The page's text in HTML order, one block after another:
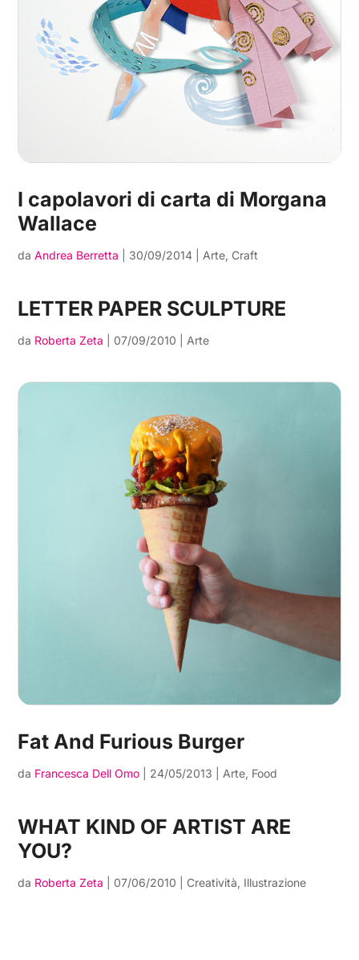
I capolavori di carta di Morgana
Wallace
daAndrea Berretta 30/09/2014 Arte, Craft
LETTER PAPER SCULPTURE
da Roberta Zeta 07/09/2010 Arte
Fat And Furious Burger
da Francesca Dell Omo 24/05/2013 Arte, Food
WHAT KIND OF ARTIST ARE
YOU?
da Roberta Zeta 07/06/2010 Creatività, Illustrazione